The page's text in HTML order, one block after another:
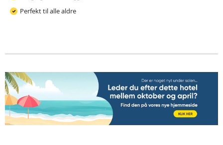
Perfekt til alle aldre